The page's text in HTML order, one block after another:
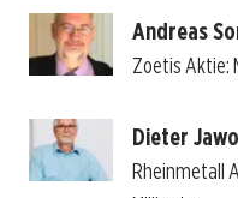
Andreas
Zoetis Aktie:
Dieter
Rheinmetall